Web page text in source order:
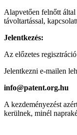
Alapvetően felnőtt
távoltartással,
Jelentkezés:
Az előzetes
Jelentkezni e-mailen
info@patent.org.hu
A kezdeményezést
kerülnek, minél